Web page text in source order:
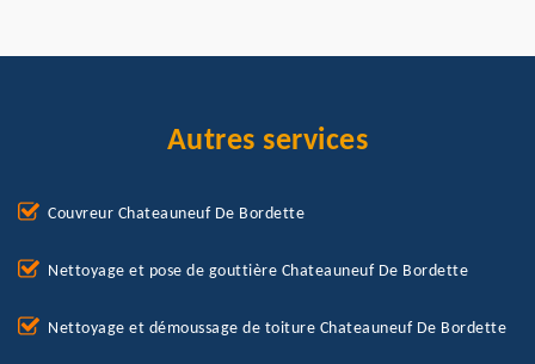
Autres services
Couvreur Chateauneuf De Bordette
Nettoyage et pose de gouttière Chateauneuf De Bordette
Nettoyage et démoussage de toiture Chateauneuf De Bordette